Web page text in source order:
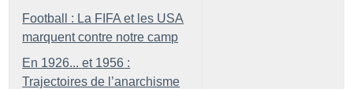
Football : La FIFA et les USA
marquent contre notre camp
En 1926... et 1956 :
Trajectoires de l’anarchisme